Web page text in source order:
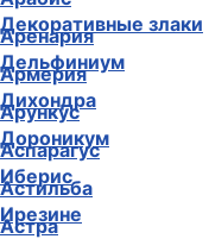
Аренария
Армерия
Арункус
Аспарагус
Астильба
Астра
Декоративные злаки
Дельфиниум
Дихондра
Дороникум
Иберис
Ирезине